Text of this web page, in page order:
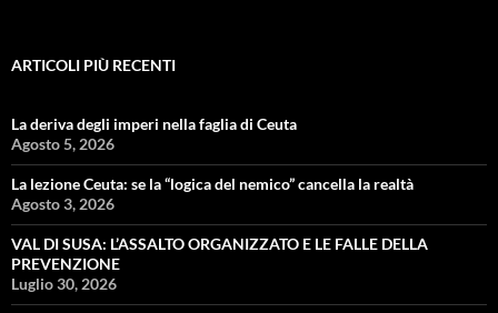
ARTICOLI PIÙ RECENTI
La deriva degli imperi nella faglia di Ceuta
Agosto 5, 2026
La lezione Ceuta: se la “logica del nemico” cancella la realtà
Agosto 3, 2026
VAL DI SUSA: L’ASSALTO ORGANIZZATO E LE FALLE DELLA
PREVENZIONE
Luglio 30, 2026